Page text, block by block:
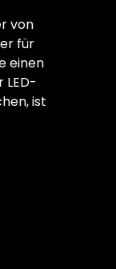
von
für
einen
ist